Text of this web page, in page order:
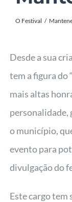
O Festival
Desde a sua
tem a figura do
mais altas
personalidade,
o município,
evento para
divulgação do
Este cargo tem